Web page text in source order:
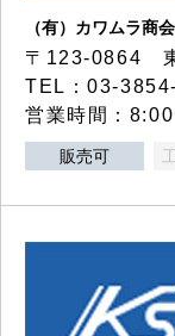
（有）カワムラ商会
〒123-0864
TEL：03-
営業時間：
販売可